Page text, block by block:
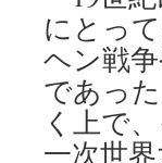
にとっ
ヘン戦
であっ
く上で
一次世